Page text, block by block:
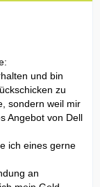
und bin
zu
sondern weil mir
Angebot von Dell
ich eines gerne
an